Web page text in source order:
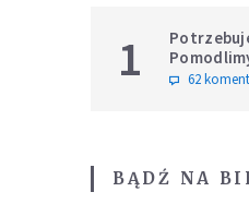
1
intencji
62
BĄDŹ NA